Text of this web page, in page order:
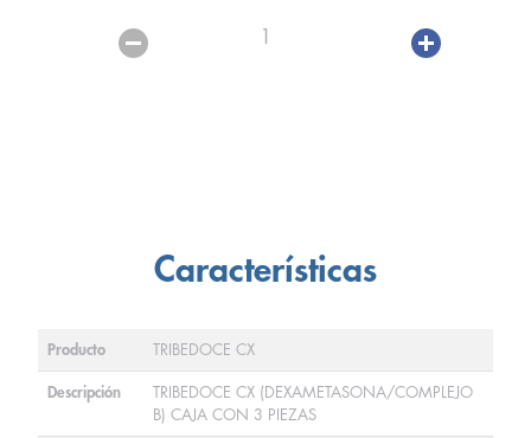
1
Características
Producto TRIBEDOCE CX
Descripción
TRIBEDOCE CX (DEXAMETASONA/COMPLEJO
B) CAJA CON 3 PIEZAS